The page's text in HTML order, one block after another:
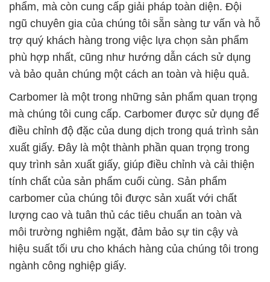
phẩm, mà còn cung cấp giải pháp toàn diện. Đội
ngũ chuyên gia của chúng tôi sẵn sàng tư vấn và hỗ
trợ quý khách hàng trong việc lựa chọn sản phẩm
phù hợp nhất, cũng như hướng dẫn cách sử dụng
và bảo quản chúng một cách an toàn và hiệu quả.
Carbomer là một trong những sản phẩm quan trọng
mà chúng tôi cung cấp. Carbomer được sử dụng để
điều chỉnh độ đặc của dung dịch trong quá trình sản
xuất giấy. Đây là một thành phần quan trọng trong
quy trình sản xuất giấy, giúp điều chỉnh và cải thiện
tính chất của sản phẩm cuối cùng. Sản phẩm
carbomer của chúng tôi được sản xuất với chất
lượng cao và tuân thủ các tiêu chuẩn an toàn và
môi trường nghiêm ngặt, đảm bảo sự tin cậy và
hiệu suất tối ưu cho khách hàng của chúng tôi trong
ngành công nghiệp giấy.